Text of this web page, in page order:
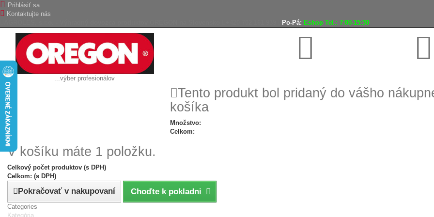
Prihlásiť sa
Kontaktujte nás
Po-Pá: Eshop Tel.: 7:00-15:30
...výber profesionálov
Tento produkt bol pridaný do vášho
košíka
Množstvo:
Celkom:
V košíku máte 1 položku.
Celkový počet produktov (s DPH)
Celkom: (s DPH)
Pokračovať v nakupovaní Choďte k pokladni
Categories
Kategória